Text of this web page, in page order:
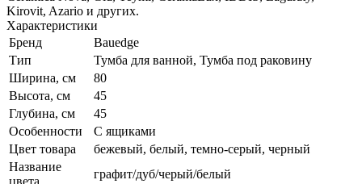
Kirovit, Azario и других.
Характеристики
Бренд
Bauedge
Тип
Тумба для ванной, Тумба под раковину
Ширина, см
80
Высота, см
45
Глубина, см
45
Особенности
С ящиками
Цвет товара
бежевый, белый, темно-серый, черный
Название
цвета
графит/дуб/черый/белый